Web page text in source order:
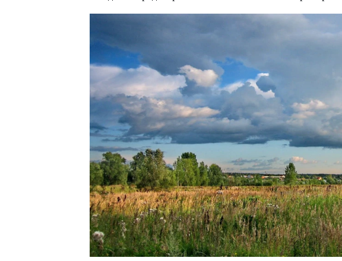
Смелость
Генеральный
ЗИАС — об эстетике
трендах в фасадах и
СТРОИТЕЛЬСТВО